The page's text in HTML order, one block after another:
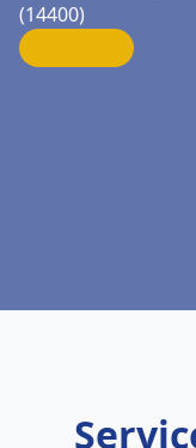
(14400)